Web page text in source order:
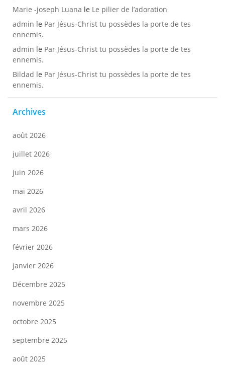
Marie -joseph Luana le Le pilier de l’adoration
admin le Par Jésus-Christ tu possèdes la porte de tes
ennemis.
admin le Par Jésus-Christ tu possèdes la porte de tes
ennemis.
Bildad le Par Jésus-Christ tu possèdes la porte de tes
ennemis.
Archives
août 2026
juillet 2026
juin 2026
mai 2026
avril 2026
mars 2026
février 2026
janvier 2026
Décembre 2025
novembre 2025
octobre 2025
septembre 2025
août 2025